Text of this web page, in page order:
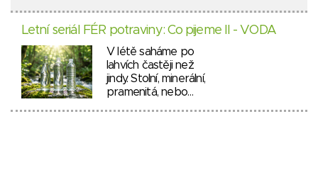
Letní seriál FÉR potraviny: Co pijeme II - VODA
V létě saháme po
lahvích častěji než
jindy. Stolní, minerální,
pramenitá, nebo…